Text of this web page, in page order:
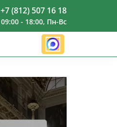
+7 (812) 507 16 18
09:00 - 18:00, Пн-Вс